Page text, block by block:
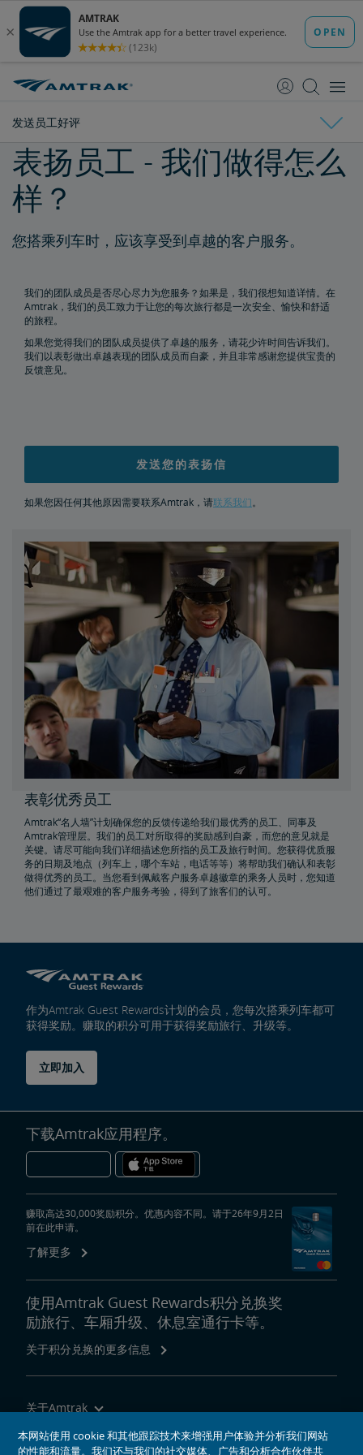
至
至
发送员工好评
Amtrak简介
国家经济影响宣传册
各州概况介绍
利益相关方常见问答
董事会
Ronald Batory
David Capozzi
陈仁宜博士
Elaine Clegg
Anthony Coscia
Robert A. Gleason
Christopher Koos
Joel Szabat
领导层
政府事务
国会证词
报告与文件
文件档案
货运延误
Amtrak警察局
FOIA
提交FOIA请求说明
旅行社资源中心
企业旅行社
换票和退款
发送员工好评
合作伙伴与联盟
Amtrak采购商机
房地产
设施安装
租赁，地役
地产所有权
特别活动规划
销售和租赁
Amtrak广告机会
房地产联系人
环境修复
East Barracks Trenton铁路站场
New York Penn Station
Wilmington西铁路站场
Cedar Hill Hamden铁路站场
County Yard New Brunswick铁路站场
工程实践和标准库
未来铁路
Amtrak赠款门户网站
表扬员工 - 我们做得怎么
样？
您搭乘列车时，应该享受到卓越的客户服务。
我们的团队成员是否尽心尽力为您服务？如果是，我们很想知道详情。在
Amtrak，我们的员工致力于让您的每次旅行都是一次安全、愉快和舒适
的旅程。
如果您觉得我们的团队成员提供了卓越的服务，请花少许时间告诉我们。
我们以表彰做出卓越表现的团队成员而自豪，并且非常感谢您提供宝贵的
反馈意见。
发送您的表扬信
如果您因任何其他原因需要联系Amtrak，请联系我们。
表彰优秀员工
Amtrak“名人墙”计划确保您的反馈传递给我们最优秀的员工、同事及
Amtrak管理层。我们的员工对所取得的奖励感到自豪，而您的意见就是
关键。请尽可能向我们详细描述您所指的员工及旅行时间。您获得优质服
务的日期及地点（列车上，哪个车站，电话等等）将帮助我们确认和表彰
做得优秀的员工。当您看到佩戴客户服务卓越徽章的乘务人员时，您知道
他们通过了最艰难的客户服务考验，得到了旅客们的认可。
作为Amtrak Guest Rewards计划的会员，您每次搭乘列车都可
获得奖励。赚取的积分可用于获得奖励旅行、升级等。
立即加入
下载Amtrak应用程序。
赚取高达30,000奖励积分。优惠内容不同。请于26年9月2日
前在此申请。
了解更多
使用Amtrak Guest Rewards积分兑换奖
励旅行、车厢升级、休息室通行卡等。
关于积分兑换的更多信息
关于Amtrak
乘坐Amtrak列车旅行
本网站使用 cookie 和其他跟踪技术来增强用户体验并分析我们网站
的性能和流量。我们还与我们的社交媒体、广告和分析合作伙伴共